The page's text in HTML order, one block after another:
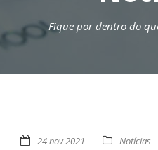
Fique por dentro do
24 nov 2021 Notícias